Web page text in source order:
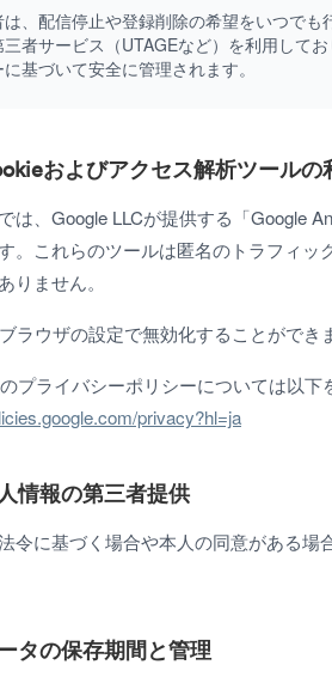
、配信停止や登録削除の希望をいつで
三者サービス（UTAGEなど）を利用して
に基づいて安全に管理されます。
およびアクセス解析ツールの
は、Google LLCが提供する「Google
。これらのツールは匿名のトラフィ
りません。
ラウザの設定で無効化することができ
プライバシーポリシーについては以下
privacy?hl=ja
情報の第三者提供
令に基づく場合や本人の同意がある
タの保存期間と管理